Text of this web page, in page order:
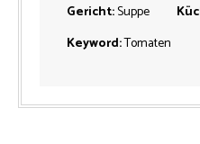
Gericht:Suppe
Keyword:Tomaten